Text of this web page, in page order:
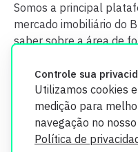
Controle sua
Utilizamos cookies
medição para
navegação no
Política de
Somos a principal
mercado imobiliário do
saber sobre a área de